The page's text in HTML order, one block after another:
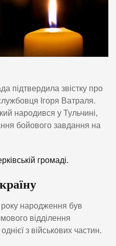
підтвердила звістку про
Ігоря Ватраля.
народився у Тульчині,
бойового завдання на
громаді.
народження був
відділення
з військових частин.